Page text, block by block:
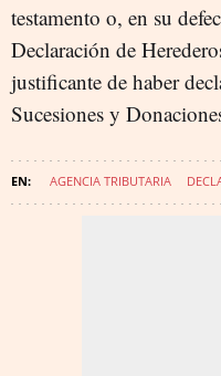
testamento o, en su
Declaración de
justificante de haber
Sucesiones y
AGENCIA TRIBUTARIA